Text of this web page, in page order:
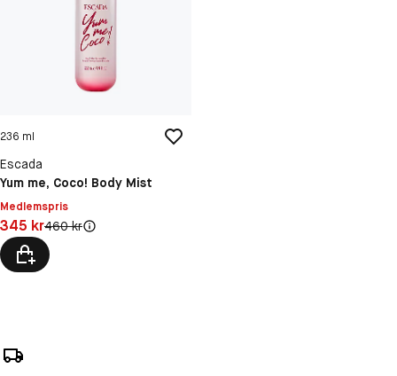
236 ml
Escada
Yum me, Coco! Body Mist
Medlemspris
Pris: 345 kr
345 krOriginal pris:
460 kr